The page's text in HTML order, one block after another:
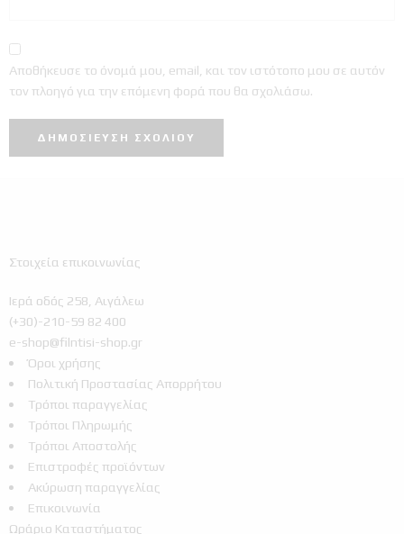
Αποθήκευσε το όνομά μου, email, και τον ιστότοπο μου σε αυτόν
τον πλοηγό για την επόμενη φορά που θα σχολιάσω.
Στοιχεία επικοινωνίας
Ιερά οδός 258, Αιγάλεω
(+30)-210-59 82 400
e-shop@filntisi-shop.gr
Όροι χρήσης
Πολιτική Προστασίας Απορρήτου
Τρόποι παραγγελίας
Τρόποι Πληρωμής
Τρόποι Αποστολής
Επιστροφές προϊόντων
Ακύρωση παραγγελίας
Επικοινωνία
Ωράριο Καταστήματος